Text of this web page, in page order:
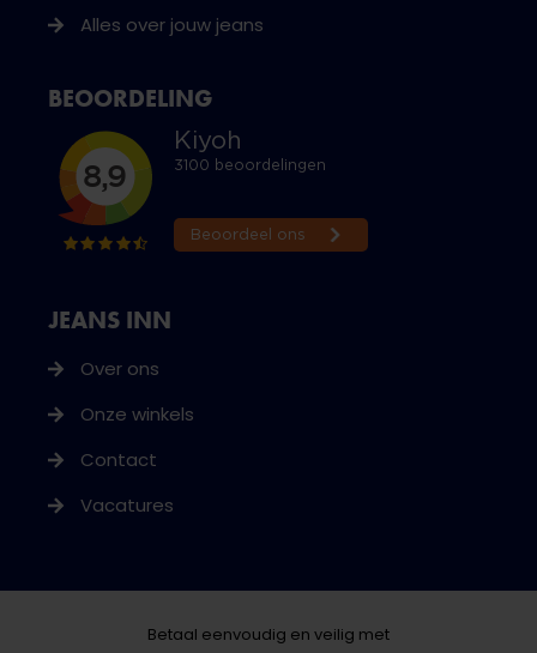
JEANS INN
Over ons
Onze winkels
Contact
Vacatures
Alles over jouw jeans
BEOORDELING
Betaal eenvoudig en veilig met